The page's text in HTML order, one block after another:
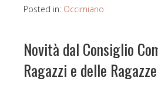
Posted in: Occimiano
Novità dal Consiglio
Ragazzi e delle